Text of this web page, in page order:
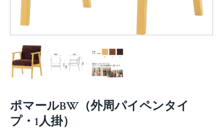
ポマールBW（外周パイペンタイ
プ・1人掛）